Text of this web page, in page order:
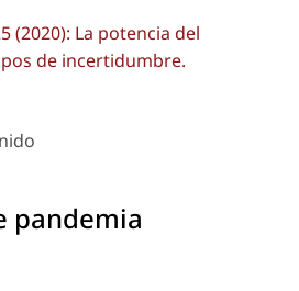
(2020): La potencia del
de incertidumbre.
pandemia